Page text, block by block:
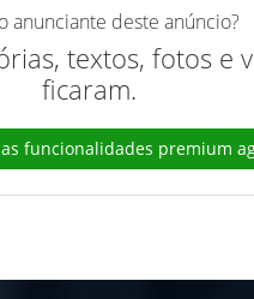
anunciante deste anúncio?
textos, fotos e
ficaram.
funcionalidades premium